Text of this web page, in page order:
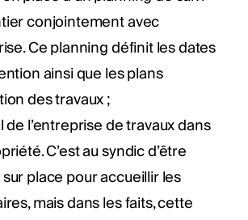
conjointement avec
Ce planning définit les dates
ainsi que les plans
des travaux ;
de l’entreprise de travaux dans
C’est au syndic d’être
place pour accueillir les
mais dans les faits, cette